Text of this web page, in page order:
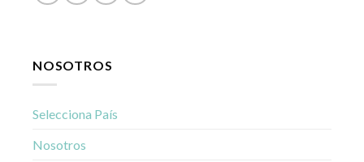
NOSOTROS
Selecciona País
Nosotros